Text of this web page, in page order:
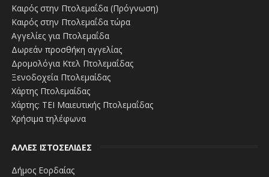
Καιρός στην Πτολεμαΐδα (Πρόγνωση)
Καιρός στην Πτολεμαΐδα τώρα
Αγγελίες για Πτολεμαΐδα
Δωρεάν προσθήκη αγγελίας
Δρομολόγια Κτελ Πτολεμαΐδας
Ξενοδοχεία Πτολεμαίδας
Χάρτης Πτολεμαίδας
Χάρτης: ΤΕΙ Μαιευτικής Πτολεμαΐδας
Χρήσιμα τηλέφωνα
ΑΛΛΕΣ ΙΣΤΟΣΕΛΙΔΕΣ
Δήμος Εορδαίας